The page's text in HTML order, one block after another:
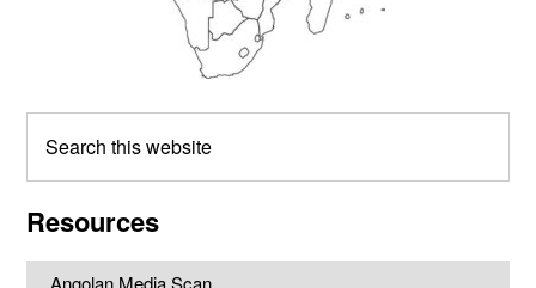
this
Resources
Angolan Media Scan